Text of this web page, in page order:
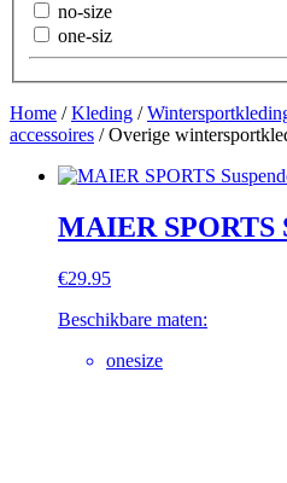
no-size
one-siz
Home /Kleding /
accessoires / Overige
MAIER SPORTS
€29.95
Beschikbare maten:
onesize